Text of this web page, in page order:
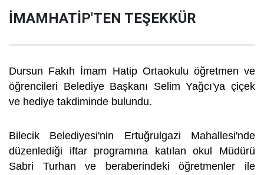
İMAMHATİP'TEN TEŞEKKÜR
Dursun Fakıh İmam Hatip Ortaokulu öğretmen ve
öğrencileri Belediye Başkanı Selim Yağcı'ya çiçek
ve hediye takdiminde bulundu.
Bilecik Belediyesi'nin Ertuğrulgazi Mahallesi'nde
düzenlediği iftar programına katılan okul Müdürü
Sabri Turhan ve beraberindeki öğretmenler ile